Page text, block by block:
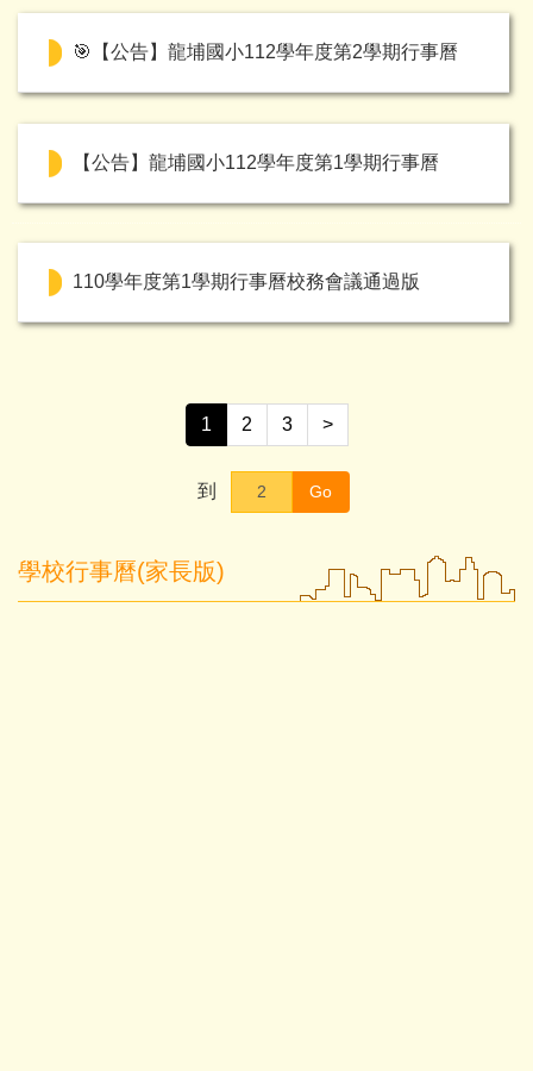
🎯【公告】龍埔國小112學年度第2學期行事曆
【公告】龍埔國小112學年度第1學期行事曆
110學年度第1學期行事曆校務會議通過版
1 2 3 >
到 Go
學校行事曆(家長版)